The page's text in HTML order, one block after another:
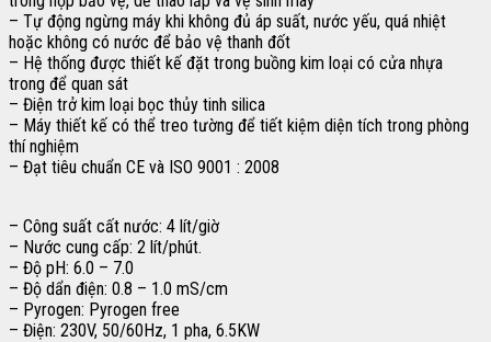
– Tự động ngừng máy khi không đủ áp suất, nước yếu, quá nhiệt
hoặc không có nước để bảo vệ thanh đốt
– Hệ thống được thiết kế đặt trong buồng kim loại có cửa nhựa
trong để quan sát
– Điện trở kim loại bọc thủy tinh silica
– Máy thiết kế có thể treo tường để tiết kiệm diện tích trong phòng
thí nghiệm
– Đạt tiêu chuẩn CE và ISO 9001 : 2008
– Công suất cất nước: 4 lít/giờ
– Nước cung cấp: 2 lít/phút.
– Độ pH: 6.0 – 7.0
– Độ dẩn điện: 0.8 – 1.0 mS/cm
– Pyrogen: Pyrogen free
– Điện: 230V, 50/60Hz, 1 pha, 6.5KW